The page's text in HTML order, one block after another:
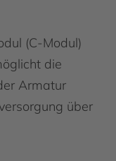
(C-Modul)
die
Armatur
über